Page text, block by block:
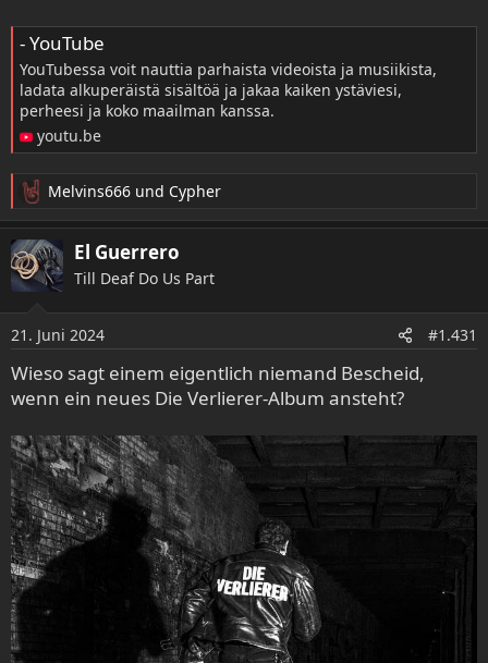
- YouTube
YouTubessa voit nauttia parhaista videoista ja musiikista,
ladata alkuperäistä sisältöä ja jakaa kaiken ystäviesi,
perheesi ja koko maailman kanssa.
youtu.be
R
e
a
k
t
n
e
n
:
Melvins666 und Cypher
El Guerrero
Till Deaf Do Us Part
21. Juni 2024 #1.431
Wieso sagt einem eigentlich niemand Bescheid,
wenn ein neues Die Verlierer-Album ansteht?